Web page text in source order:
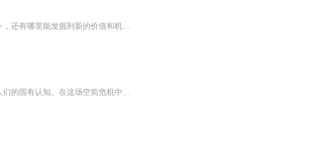
当增长遭遇瓶颈，人们能指望人工智能和起点带来转机吗？当全球化发展前途未卜，还有哪里能发掘到新的价值和机遇？当年轻人高失业率和贫富差距已经显而易见，何种机制才能保障最起码的平等？
新冠病毒席卷全球之际，颠覆了国家治理、经济运行和社会交往的方式，革新了人们的固有认知。在这场空前危机中，人类社会的裂痕从未像今天这样一览无余，社会分化、公平缺失、合作乏力、全球治理与领导失灵等问题尤为明显，甚至有人以“新冠纪元”作为新的纪年方式来凸显新冠疫情的决定性影响。在未知与恐惧中，人们不禁会问：疫情过后，人类社会的未来将会是什么模样？世界又该何去何从？鉴于此，世界经济论坛创始人克劳斯·施瓦布携手“每月晴雨表”管理合伙人蒂埃里·马勒雷适时地带来了《后疫情时代：大重构》一书，旨在为国家、社会、企业与个人在后疫情时代的发展道路指引方向。（德）克劳斯·施瓦布（法）蒂埃里·马勒雷